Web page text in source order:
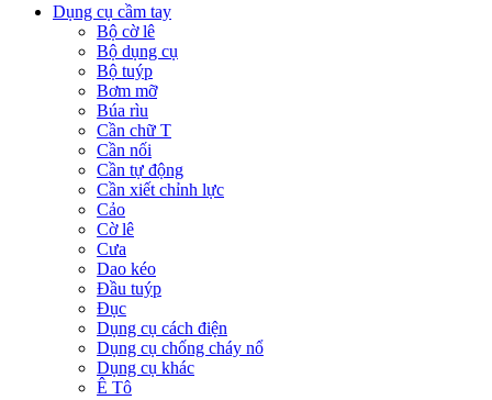
Dụng cụ cầm tay
Bộ cờ lê
Bộ dụng cụ
Bộ tuýp
Bơm mỡ
Búa rìu
Cần chữ T
Cần nối
Cần tự động
Cần xiết chỉnh lực
Cảo
Cờ lê
Cưa
Dao kéo
Đầu tuýp
Đục
Dụng cụ cách điện
Dụng cụ chống cháy nổ
Dụng cụ khác
Ê Tô